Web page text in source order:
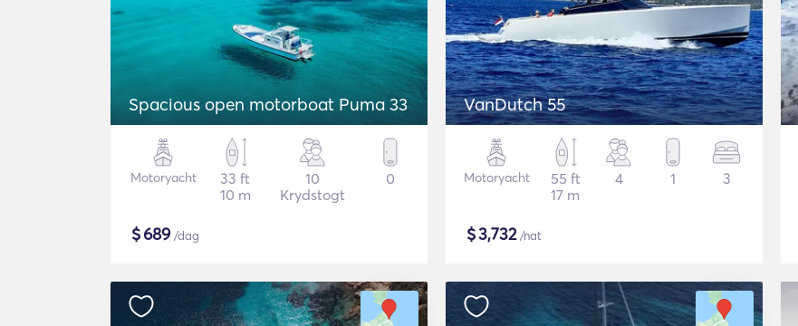
Spacious open motorboat Puma 33
Motoryacht
33 ft
10 m
10
Krydstogt
0
$689/dag
VanDutch 55
Motoryacht
55 ft
17 m
4 1 3
$3,732/nat